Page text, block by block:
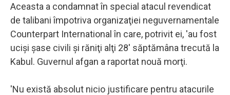
Aceasta a condamnat în special atacul revendicat
de talibani împotriva organizaţiei neguvernamentale
Counterpart International în care, potrivit ei, 'au fost
ucişi şase civili şi răniţi alţi 28' săptămâna trecută la
Kabul. Guvernul afgan a raportat nouă morţi.
'Nu există absolut nicio justificare pentru atacurile